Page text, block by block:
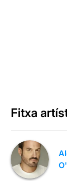
Fitxa